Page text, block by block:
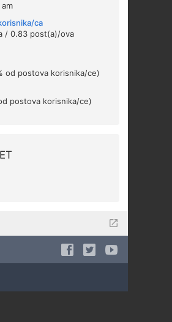
ca
/ 0.83 post(a)/ova
od postova korisnika/ce)
postova korisnika/ce)